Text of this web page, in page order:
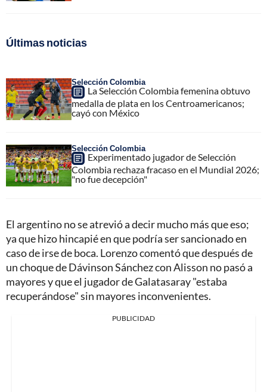
Últimas noticias
Selección Colombia
La Selección Colombia femenina obtuvo
medalla de plata en los Centroamericanos;
cayó con México
Selección Colombia
Experimentado jugador de Selección
Colombia rechaza fracaso en el Mundial 2026;
"no fue decepción"
El argentino no se atrevió a decir mucho más que eso;
ya que hizo hincapié en que podría ser sancionado en
caso de irse de boca. Lorenzo comentó que después de
un choque de Dávinson Sánchez con Alisson no pasó a
mayores y que el jugador de Galatasaray "estaba
recuperándose" sin mayores inconvenientes.
PUBLICIDAD